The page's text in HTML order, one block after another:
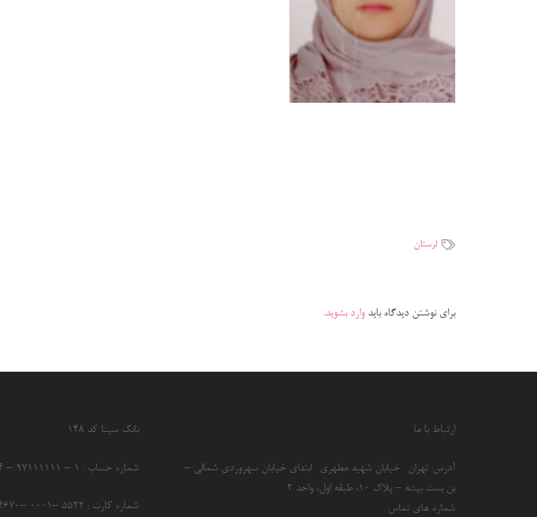
لرستان
برای نوشتن دیدگاه باید وارد بشوید.
ارتباط با ما
آدرس: تهران- خیابان شهید مطهری- ابتدای خیابان سهروردی شمالی –
بن بست بیشه – پلاک 10، طبقه اول، واحد 2
شماره های تماس
بانک سینا کد ۱۴۸
شماره حساب : ۱ – ۹۷۱۱۱۱۱۱ – ۴ – ۱۴۸
شماره کارت : ۵۵۲۲ –۰۰۰۱ –۴۶۷۰– ۶۳۹۳